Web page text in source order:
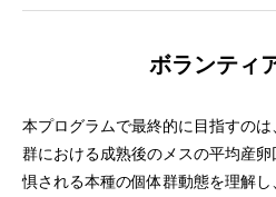
ボランティ
本プログラムで最終的に目指すの
群における成熟後のメスの平均産
惧される本種の個体群動態を理解